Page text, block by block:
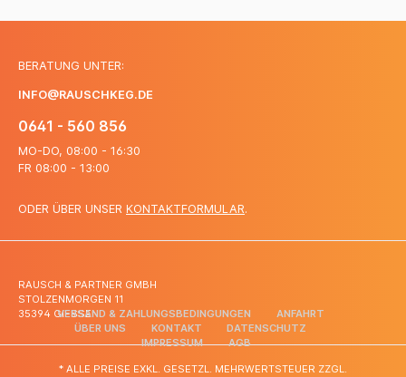
BERATUNG UNTER:
INFO@RAUSCHKEG.DE
0641 - 560 856
MO-DO, 08:00 - 16:30
FR 08:00 - 13:00
ODER ÜBER UNSER KONTAKTFORMULAR.
RAUSCH & PARTNER GMBH
STOLZENMORGEN 11
35394 GIESSENVERSAND & ZAHLUNGSBEDINGUNGEN
ANFAHRT
ÜBER UNS
KONTAKT
DATENSCHUTZ
IMPRESSUM
AGB
* ALLE PREISE EXKL. GESETZL. MEHRWERTSTEUER ZZGL.